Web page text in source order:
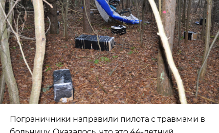
Пограничники направили пилота с травмами в